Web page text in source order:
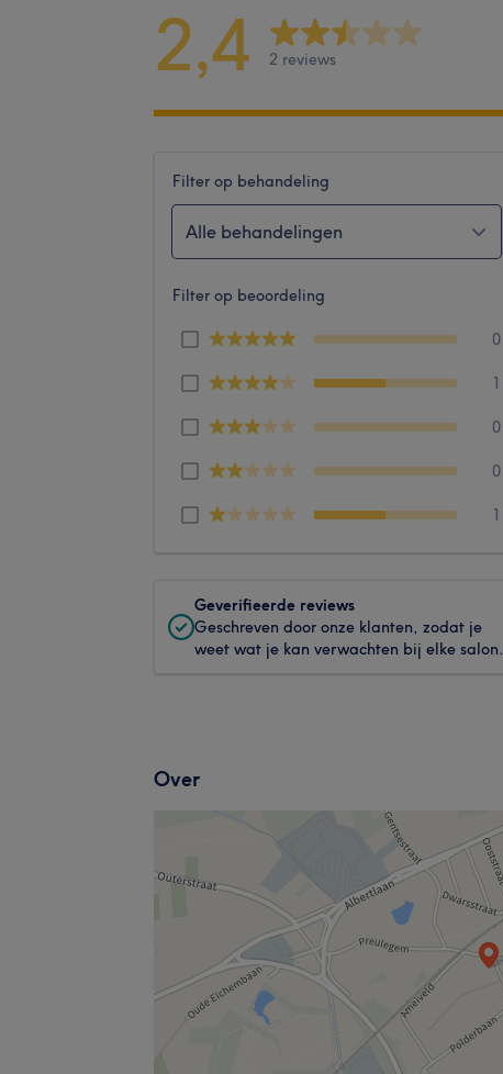
2,4 2 reviews
Filter op behandeling
Alle behandelingen
Filter op beoordeling
0
1
0
0
1
Geverifieerde reviews
Geschreven door onze klanten, zodat je
weet wat je kan verwachten bij elke salon.
Over